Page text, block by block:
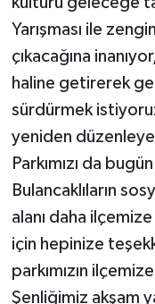
Yarışması ile
çıkacağına
haline getirerek
sürdürmek
yeniden
Parkımızı da
Bulancaklıların
alanı daha ilçemize
için hepinize
parkımızın
Şenliğimiz akşam